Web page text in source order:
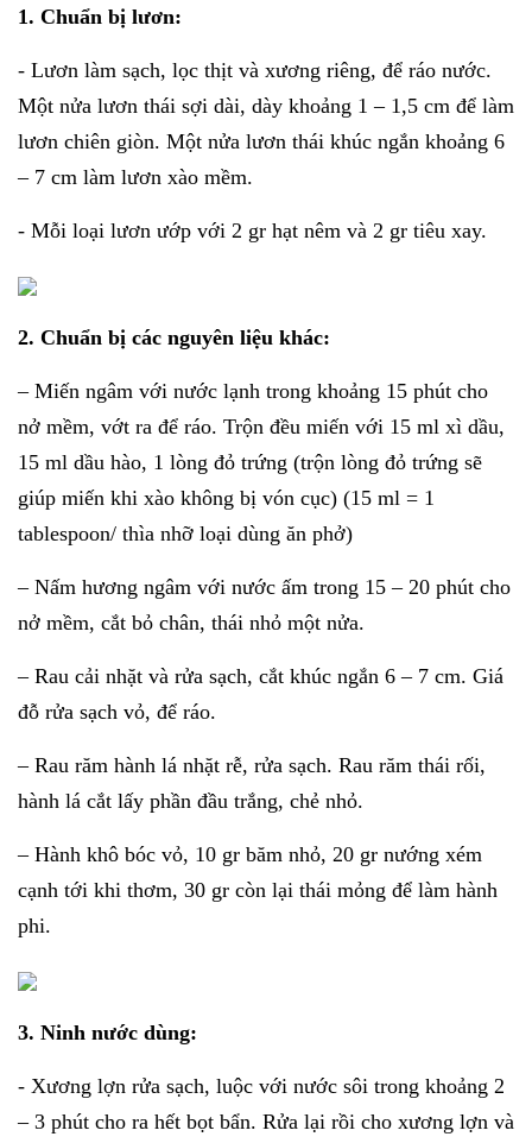
1. Chuẩn bị lươn:
- Lươn làm sạch, lọc thịt và xương riêng, để ráo nước.
Một nửa lươn thái sợi dài, dày khoảng 1 – 1,5 cm để làm
lươn chiên giòn. Một nửa lươn thái khúc ngắn khoảng 6
– 7 cm làm lươn xào mềm.
- Mỗi loại lươn ướp với 2 gr hạt nêm và 2 gr tiêu xay.
2. Chuẩn bị các nguyên liệu khác:
– Miến ngâm với nước lạnh trong khoảng 15 phút cho
nở mềm, vớt ra để ráo. Trộn đều miến với 15 ml xì dầu,
15 ml dầu hào, 1 lòng đỏ trứng (trộn lòng đỏ trứng sẽ
giúp miến khi xào không bị vón cục) (15 ml = 1
tablespoon/ thìa nhỡ loại dùng ăn phở)
– Nấm hương ngâm với nước ấm trong 15 – 20 phút cho
nở mềm, cắt bỏ chân, thái nhỏ một nửa.
– Rau cải nhặt và rửa sạch, cắt khúc ngắn 6 – 7 cm. Giá
đỗ rửa sạch vỏ, để ráo.
– Rau răm hành lá nhặt rễ, rửa sạch. Rau răm thái rối,
hành lá cắt lấy phần đầu trắng, chẻ nhỏ.
– Hành khô bóc vỏ, 10 gr băm nhỏ, 20 gr nướng xém
cạnh tới khi thơm, 30 gr còn lại thái mỏng để làm hành
phi.
3. Ninh nước dùng:
- Xương lợn rửa sạch, luộc với nước sôi trong khoảng 2
– 3 phút cho ra hết bọt bẩn. Rửa lại rồi cho xương lợn và